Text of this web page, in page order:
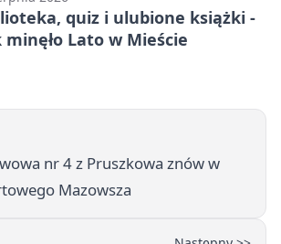
quiz i ulubione książki -
Lato w Mieście
nr 4 z Pruszkowa znów w
Mazowsza